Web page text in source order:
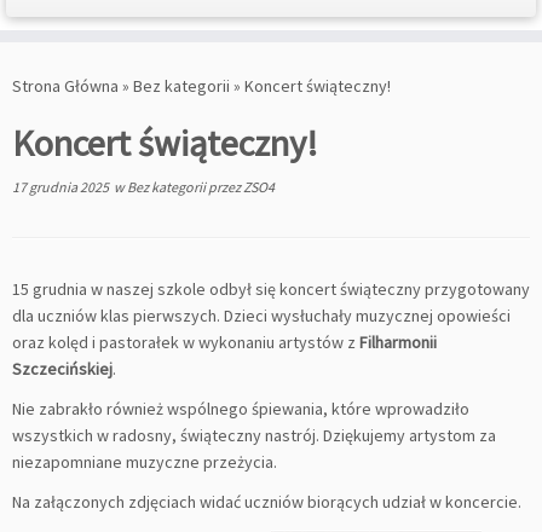
toStrona Główna » Bez kategorii » Koncert świąteczny!
Koncert świąteczny!
17 grudnia 2025wBez kategoriiprzezZSO4
15 grudnia w naszej szkole odbył się koncert świąteczny przygotowany
dla uczniów klas pierwszych. Dzieci wysłuchały muzycznej opowieści
oraz kolęd i pastorałek w wykonaniu artystów z Filharmonii
Szczecińskiej.
Nie zabrakło również wspólnego śpiewania, które wprowadziło
wszystkich w radosny, świąteczny nastrój. Dziękujemy artystom za
niezapomniane muzyczne przeżycia.
Na załączonych zdjęciach widać uczniów biorących udział w koncercie.